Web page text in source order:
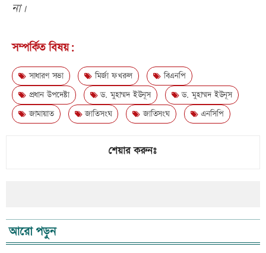
না।
সম্পর্কিত বিষয়:
সাধারণ সভা মির্জা ফখরুল
বিএনপি
প্রধান উপদেষ্টা
ড. মুহাম্মদ ইউনূস
ড. মুহাম্মদ ইউনূস
জামায়াত
জাতিসংঘ জাতিসংঘ এনসিপি
শেয়ার করুনঃ
আরো পড়ুন